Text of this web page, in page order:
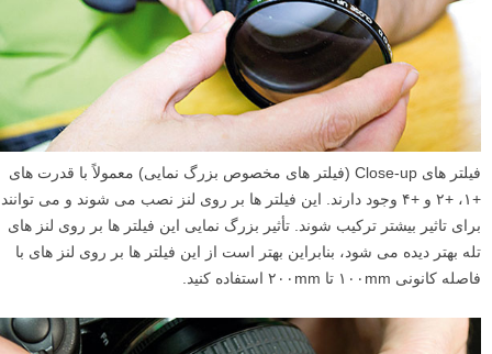
فیلتر های Close-up (فیلتر های مخصوص بزرگ نمایی) معمولاً با قدرت های
+۱، +۲ و +۴ وجود دارند. این فیلتر ها بر روی لنز نصب می شوند و می توانند
برای تاثیر بیشتر ترکیب شوند. تأثیر بزرگ نمایی این فیلتر ها بر روی لنز های
تله بهتر دیده می شود، بنابراین بهتر است از این فیلتر ها بر روی لنز های با
فاصله کانونی ۱۰۰mm تا ۲۰۰mm استفاده کنید.